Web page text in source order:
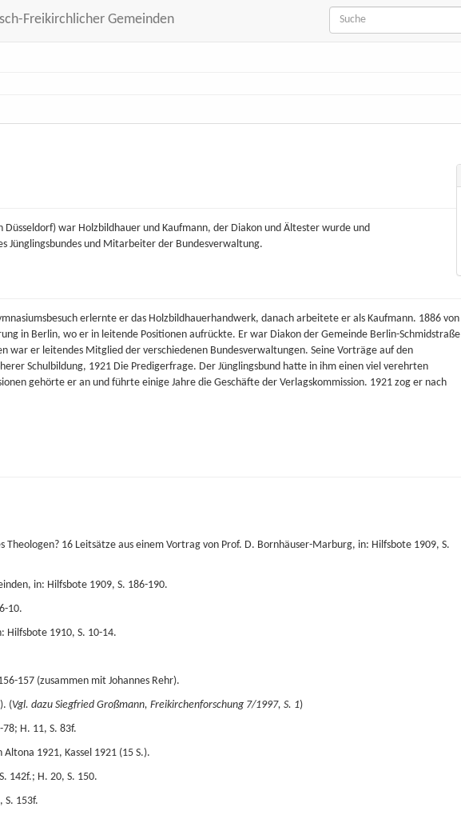
Freikirchlicher Gemeinden
war Holzbildhauer und Kaufmann, der Diakon und Ältester wurde und
Jünglingsbundes und Mitarbeiter der Bundesverwaltung.
erlernte er das Holzbildhauerhandwerk, danach arbeitete er als Kaufmann. 1886 von
in Berlin, wo er in leitende Positionen aufrückte. Er war Diakon der Gemeinde Berlin-Schmidstraße
war er leitendes Mitglied der verschiedenen Bundesverwaltungen. Seine Vorträge auf den
Schulbildung, 1921 Die Predigerfrage. Der Jünglingsbund hatte in ihm einen viel verehrten
gehörte er an und führte einige Jahre die Geschäfte der Verlagskommission. 1921 zog er nach
16 Leitsätze aus einem Vortrag von Prof. D. Bornhäuser-Marburg, in: Hilfsbote 1909, S.
in: Hilfsbote 1909, S. 186-190.
10.
Hilfsbote 1910, S. 10-14.
157 (zusammen mit Johannes Rehr).
(Vgl. dazu Siegfried Großmann, Freikirchenforschung 7/1997, S. 1)
H. 11, S. 83f.
1921, Kassel 1921 (15 S.).
142f.; H. 20, S. 150.
S. 153f.